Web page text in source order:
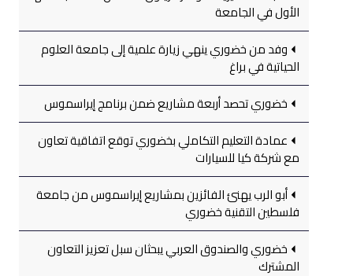
الأول في الجامعة
وفد من خضوري ينهي زيارة علمية إلى جامعة العلوم
الحياتية في براغ
خضوري تحصد أربعة مشاريع ضمن برنامج إيراسموس
عمادة التعليم التكاملي بخضوري توقع اتفاقية تعاون
مع شركة كيا للسيارات
أبو الرب يهنئ الفائزين بمشاريع إيراسموس من جامعة
فلسطين التقنية خضوري
خضوري والصندوق العربي يبحثان سبل تعزيز التعاون
المشترك